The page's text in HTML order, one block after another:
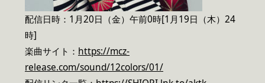
配信日時：1月20日（金）午前0時[1月19日（木）24
時]
楽曲サイト： https://mcz-
release.com/sound/12colors/01/